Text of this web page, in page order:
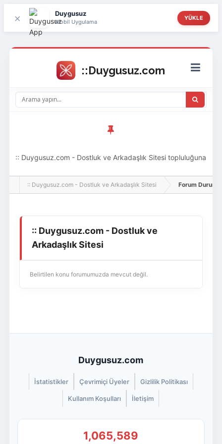
× Duygusuz
Mobil Uygulama
YÜKLE
Giriş Yap Üye Ol
:: Duygusuz.com - Dostluk ve Arkadaşlık Sitesi topluluğuna
hoş geldin ziyaretçi! Aramıza katılmak istersen kayıt
:: Duygusuz.com - Dostluk ve Arkadaşlık Sitesi Forum Durumu
:: Duygusuz.com - Dostluk ve
Arkadaşlık Sitesi
Belirtilen konu forumumuzda mevcut değil.
Duygusuz.com
İstatistikler Çevrimiçi Üyeler Gizlilik Politikası
Kullanım Koşulları İletişim
1,065,589